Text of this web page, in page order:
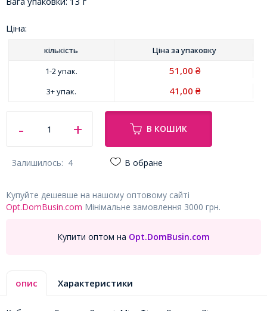
Ціна:
кількість Ціна заупаковку
1-2 упак.
51,00 ₴
3+ упак. 41,00 ₴
В КОШИК
Залишилось: 4 В обране
Купуйте дешевше на нашому оптовому сайті
Opt.DomBusin.com Мінімальне замовлення 3000 грн.
Купити оптом на Opt.DomBusin.com
опис Характеристики